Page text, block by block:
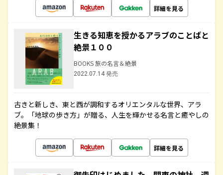
詳細を見る
生きる知恵を授かるアラブのことばと
絶景１００
BOOKS 旅の名言＆絶景
2022.07.14 発売
古きと新しき、東と西が調和するオリエンタルな世界、アラ
ブ。「地球の歩き方」が贈る、人生を輝かせる名言と癒やしの
絶景集！
詳細を見る